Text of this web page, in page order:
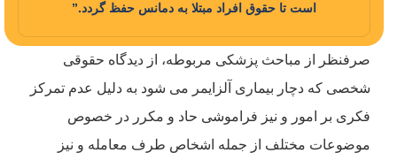
است تا حقوق افراد مبتلا به دمانس حفظ گردد.”
صرفنظر از مباحث پزشکی مربوطه، از دیدگاه حقوقی
شخصی که دچار بیماری آلزایمر می شود به دلیل عدم تمرکز
فکری بر امور و نیز فراموشی حاد و مکرر در خصوص
موضوعات مختلف از جمله اشخاص طرف معامله و نیز